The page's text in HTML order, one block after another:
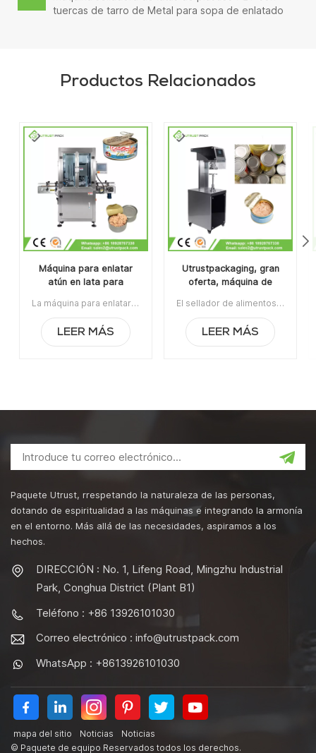
tuercas de tarro de Metal para sopa de enlatado
Productos Relacionados
Máquina para enlatar
atún en lata para
envasado de alimentos
La máquina para enlatar atún en latas para fabricantes de envasado de alimentos es aplicable para sellar varias latas redondas, incluidas botellas de plástico PET, latas de hojalata, latas de aluminio, latas de papel, etc.Con una estructura de rodillo de sellado de diseño patentado nacional, su velocidad estable puede alcanzar hasta 60 latas por minuto con un menor consumo de energía. Artículo N.°: UT1AFG2Pedido mínimo: 1Pago: T/TPuerto de embarque: GuangzhouRegión original: Guangzhou, ChinaPlazo de entrega: 10 días después de recibir el depósito.
LEER MÁS
Utrustpackaging, gran
oferta, máquina de
sellador de alimentos
enlatados
El sellador de alimentos enlatados de la máquina de sellado de latas manual de venta caliente de Utrustpackaging es adecuado para sellar todo tipo de latas de PET / latas de papel compuesto, latas u otros recipientes redondos. Alta eficiencia por transmisión mecánica, estructuras simples y convenientes de mantener, peso ligero y fácil de operar.La orden mínima:1Pago:T/TPuerto de embarque:CantónRegión original:PorcelanaTiempo de espera:3-5 días después de recibir el depósito
LEER MÁS
Paquete Utrust, rrespetando la naturaleza de las personas,
dotando de espiritualidad a las máquinas e integrando la armonía
en el entorno. Más allá de las necesidades, aspiramos a los
hechos.
DIRECCIÓN : No. 1, Lifeng Road, Mingzhu Industrial
Park, Conghua District (Plant B1)
Teléfono : +86 13926101030
Correo electrónico : info@utrustpack.com
WhatsApp : +8613926101030
mapa del sitio Noticias
Noticias
© Paquete de equipo Reservados todos los derechos.